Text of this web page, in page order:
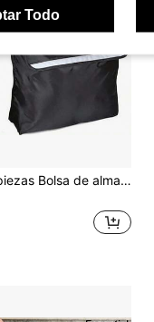
1 pieza/2 piezas Bolsa de almacenamiento para respaldo de silla de ruedas con tira reflectante negra pura, bolsa de almacenamiento colgante para scooter de movilidad, bolsa de transporte accesorio para andador, almacenamiento personal para paseos al aire libre en el parque, organizador de artículos personales para viajes cortos, almacenamiento de equipo de rehabilitación en el hogar, la tira reflectante mejora la visibilidad en viajes nocturnos, correas ajustables se adaptan a múltiples respaldos de sillas de ruedas, plegable y ligero ahorra espacio, adecuado para personas con movilidad limitada, se puede usar como un regalo atento
Todo